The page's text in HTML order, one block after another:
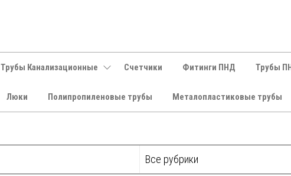
Трубы Канализационные Счетчики Фитинги ПНД Трубы
Люки Полипропиленовые трубы Металопластиковые трубы